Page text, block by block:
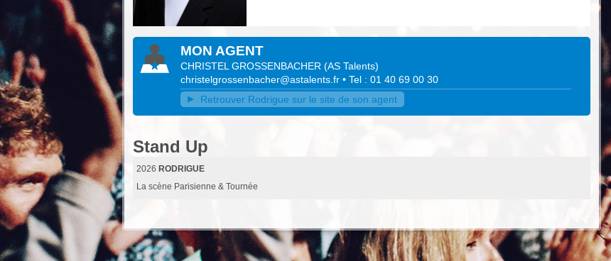
MON AGENT
CHRISTEL GROSSENBACHER (AS Talents)
christelgrossenbacher@astalents.fr • Tel : 01 40 69 00 30
Retrouver Rodrigue sur le site de son agent
Stand Up
2026 RODRIGUE
La scène Parisienne & Tournée